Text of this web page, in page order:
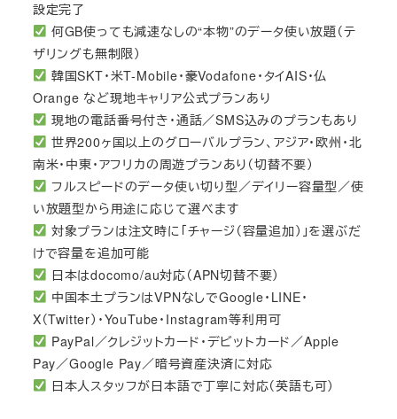
設定完了
何GB使っても減速なしの“本物”のデータ使い放題（テ
ザリングも無制限）
韓国SKT・米T-Mobile・豪Vodafone・タイAIS・仏
Orange など現地キャリア公式プランあり
現地の電話番号付き・通話／SMS込みのプランもあり
世界200ヶ国以上のグローバルプラン、アジア・欧州・北
南米・中東・アフリカの周遊プランあり（切替不要）
フルスピードのデータ使い切り型／デイリー容量型／使
い放題型から用途に応じて選べます
対象プランは注文時に「チャージ（容量追加）」を選ぶだ
けで容量を追加可能
日本はdocomo/au対応（APN切替不要）
中国本土プランはVPNなしでGoogle・LINE・
X（Twitter）・YouTube・Instagram等利用可
PayPal／クレジットカード・デビットカード／Apple
Pay／Google Pay／暗号資産決済に対応
日本人スタッフが日本語で丁寧に対応（英語も可）